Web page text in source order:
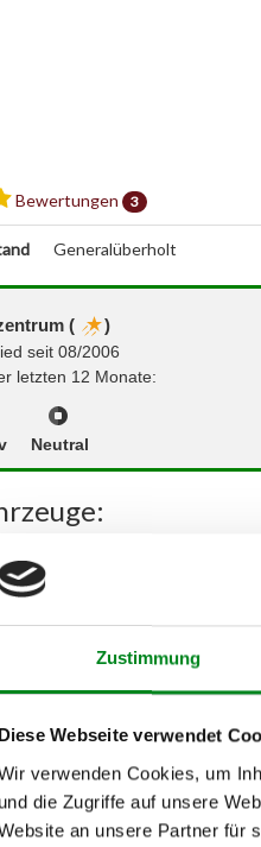
Zustimmung
Diese Webseite verwendet
verwenden Cookies, um
und die Zugriffe auf unsere
an unsere Partner für
Bewertungen 3
Generalüberholt
( )
seit 08/2006
letzten 12 Monate:
Neutral
Bus (7HB, 7HJ, 7EB, 7EJ, 7EF,
Bus (7HB, 7HJ, 7EB, 7EJ, 7EF,
T5 Kasten (7HA, 7HH, 7EA, 7EH)
Kasten (7HA, 7HH, 7EA, 7EH)
Pritsche/Fahrgestell (7JD, 7JE,
Pritsche/Fahrgestell (7JD,